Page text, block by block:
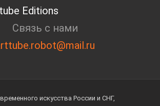
Editions
Связь с нами
искусства России и СНГ,